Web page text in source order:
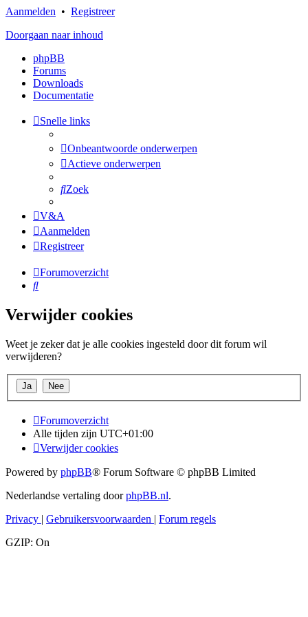
Aanmelden • Registreer
Doorgaan naar inhoud
phpBB
Forums
Downloads
Documentatie
Snelle links
Onbeantwoorde onderwerpen
Actieve onderwerpen
Zoek
V&A
Aanmelden
Registreer
Forumoverzicht
Zoek
Verwijder cookies
Weet je zeker dat je alle cookies ingesteld door dit forum wil
verwijderen?
Forumoverzicht
Alle tijden zijn UTC+01:00
Verwijder cookies
Powered by phpBB® Forum Software © phpBB Limited
Nederlandse vertaling doorphpBB.nl.
Privacy | Gebruikersvoorwaarden | Forum regels
GZIP: On